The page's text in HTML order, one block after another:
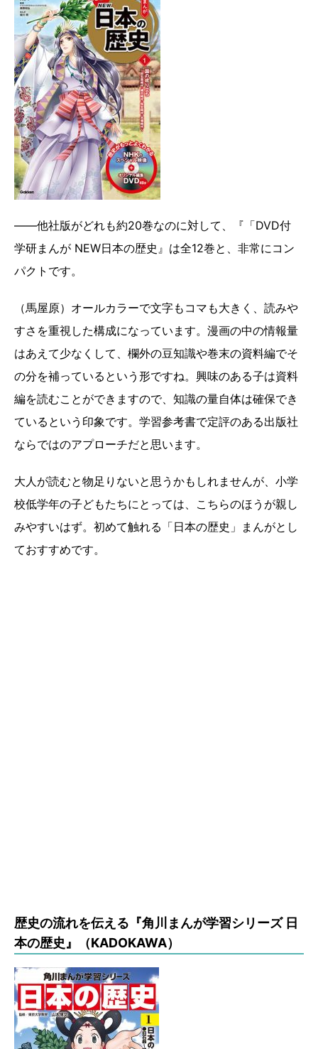
――他社版がどれも約20巻なのに対して、『「DVD付
学研まんが NEW日本の歴史』は全12巻と、非常にコン
パクトです。
（馬屋原）オールカラーで文字もコマも大きく、読みや
すさを重視した構成になっています。漫画の中の情報量
はあえて少なくして、欄外の豆知識や巻末の資料編でそ
の分を補っているという形ですね。興味のある子は資料
編を読むことができますので、知識の量自体は確保でき
ているという印象です。学習参考書で定評のある出版社
ならではのアプローチだと思います。
大人が読むと物足りないと思うかもしれませんが、小学
校低学年の子どもたちにとっては、こちらのほうが親し
みやすいはず。初めて触れる「日本の歴史」まんがとし
ておすすめです。
歴史の流れを伝える『角川まんが学習シリーズ 日
本の歴史』（KADOKAWA）